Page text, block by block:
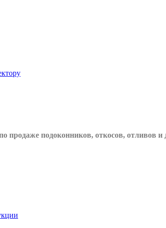
продаже подоконников, откосов, отливов и